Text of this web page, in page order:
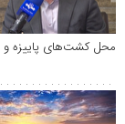
به حدود ۳۵۰ هزار تن رسیده است.